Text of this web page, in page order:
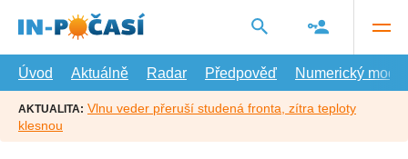
hlavní
Úvod
Aktuálně Radar Předpověď Numerický model
AKTUALITA: Vlnu veder přeruší studená fronta, zítra teploty
klesnou